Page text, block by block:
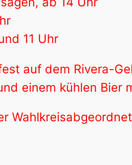
11 Uhr
auf dem Rivera-
einem kühlen Bier